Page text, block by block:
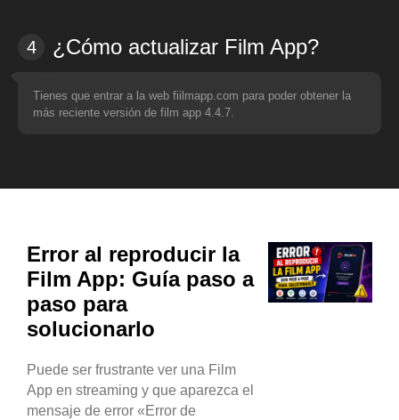
4 ¿Cómo actualizar Film App?
Tienes que entrar a la web fiilmapp.com para poder obtener la
más reciente versión de film app 4.4.7.
Error al reproducir la
Film App: Guía paso a
paso para
solucionarlo
Puede ser frustrante ver una Film
App en streaming y que aparezca el
mensaje de error «Error de